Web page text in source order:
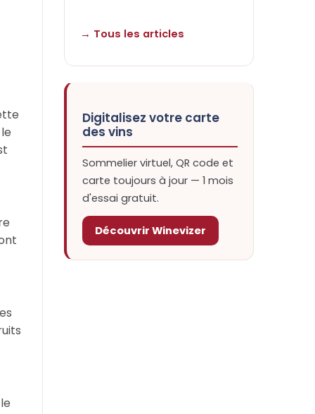
→ Tous les articles
Digitalisez votre carte
des vins
Sommelier virtuel, QR code et
carte toujours à jour — 1 mois
d'essai gratuit.
Découvrir Winevizer